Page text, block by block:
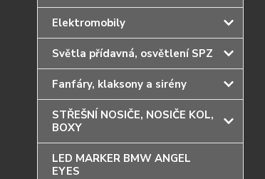
Elektromobily
Světla přídavná, osvětlení SPZ
Fanfáry, klaksony a sirény
STŘEŠNÍ NOSIČE, NOSIČE KOL,
BOXY
LED MARKER BMW ANGEL
EYES